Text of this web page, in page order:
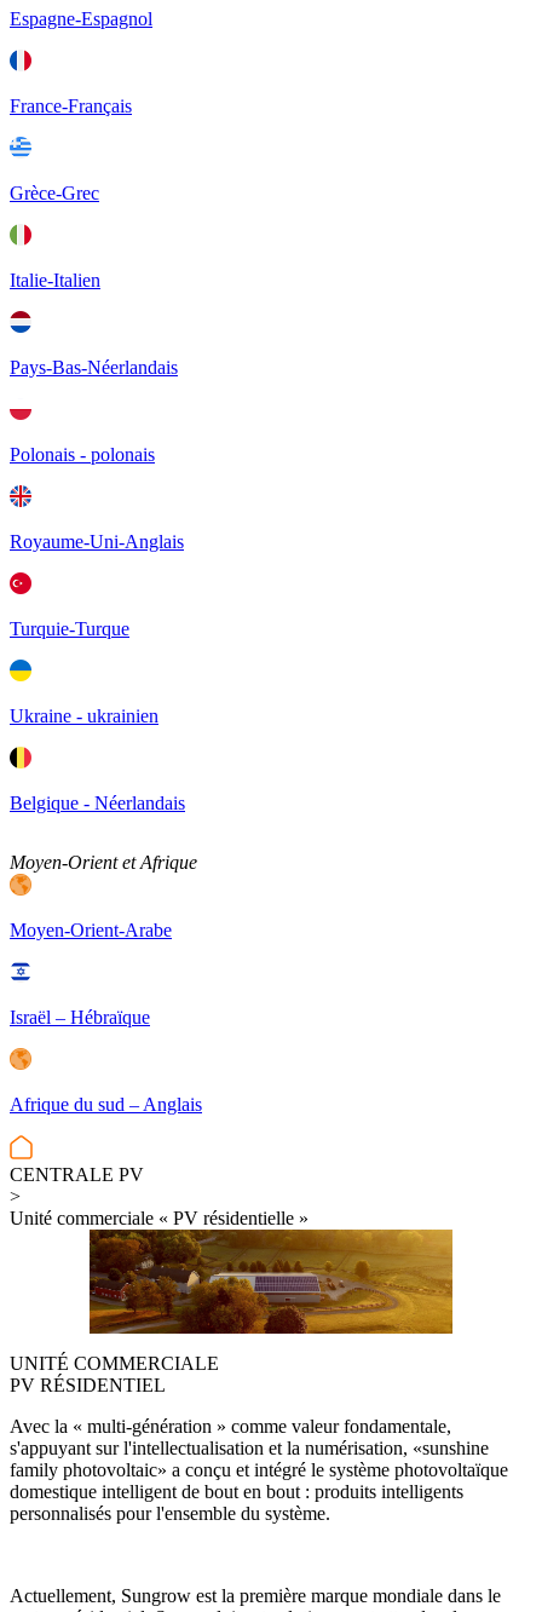
Espagne-Espagnol
France-Français
Grèce-Grec
Italie-Italien
Pays-Bas-Néerlandais
Polonais - polonais
Royaume-Uni-Anglais
Turquie-Turque
Ukraine - ukrainien
Belgique - Néerlandais
Moyen-Orient et Afrique
Moyen-Orient-Arabe
Israël – Hébraïque
Afrique du sud – Anglais
CENTRALE PV
>
Unité commerciale « PV résidentielle »
UNITÉ COMMERCIALE
PV RÉSIDENTIEL
Avec la « multi-génération » comme valeur fondamentale,
s'appuyant sur l'intellectualisation et la numérisation, «sunshine
family photovoltaic» a conçu et intégré le système photovoltaïque
domestique intelligent de bout en bout : produits intelligents
personnalisés pour l'ensemble du système.
Actuellement, Sungrow est la première marque mondiale dans le